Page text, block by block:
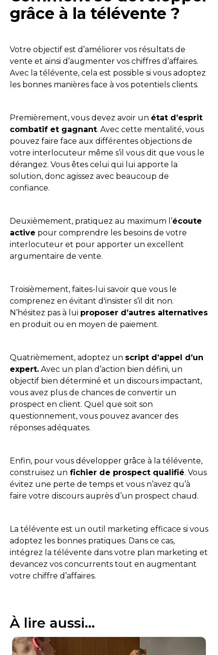
grâce à la télévente ?
Votre objectif est d’améliorer vos résultats de
vente et ainsi d’augmenter vos chiffres d’affaires.
Avec la télévente, cela est possible si vous adoptez
les bonnes manières face à vos potentiels clients.
Premièrement, vous devez avoir un état d’esprit
combatif et gagnant. Avec cette mentalité, vous
pouvez faire face aux différentes objections de
votre interlocuteur même s’il vous dit que vous le
dérangez. Vous êtes celui qui lui apporte la
solution, donc agissez avec beaucoup de
confiance.
Deuxièmement, pratiquez au maximum l’écoute
active pour comprendre les besoins de votre
interlocuteur et pour apporter un excellent
argumentaire de vente.
Troisièmement, faites-lui savoir que vous le
comprenez en évitant d'insister s’il dit non.
N’hésitez pas à lui proposer d’autres alternatives
en produit ou en moyen de paiement.
Quatrièmement, adoptez un script d’appel d’un
expert. Avec un plan d’action bien défini, un
objectif bien déterminé et un discours impactant,
vous avez plus de chances de convertir un
prospect en client. Quel que soit son
questionnement, vous pouvez avancer des
réponses adéquates.
Enfin, pour vous développer grâce à la télévente,
construisez un fichier de prospect qualifié. Vous
évitez une perte de temps et vous n’avez qu’à
faire votre discours auprès d’un prospect chaud.
La télévente est un outil marketing efficace si vous
adoptez les bonnes pratiques. Dans ce cas,
intégrez la télévente dans votre plan marketing et
devancez vos concurrents tout en augmentant
votre chiffre d’affaires.
À lire aussi...